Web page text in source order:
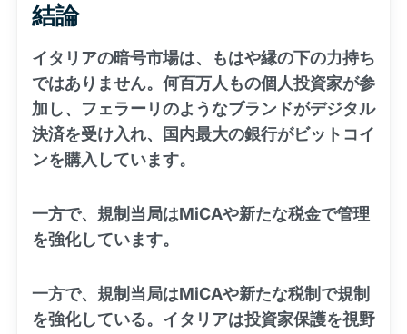
結論
イタリアの暗号市場は、もはや縁の下の力持ち
ではありません。何百万人もの個人投資家が参
加し、フェラーリのようなブランドがデジタル
決済を受け入れ、国内最大の銀行がビットコイ
ンを購入しています。
一方で、規制当局はMiCAや新たな税金で管理
を強化しています。
一方で、規制当局はMiCAや新たな税制で規制
を強化している。イタリアは投資家保護を視野